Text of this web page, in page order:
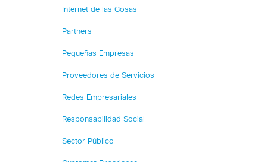
Internet de las Cosas
Partners
Pequeñas Empresas
Proveedores de Servicios
Redes Empresariales
Responsabilidad Social
Sector Público